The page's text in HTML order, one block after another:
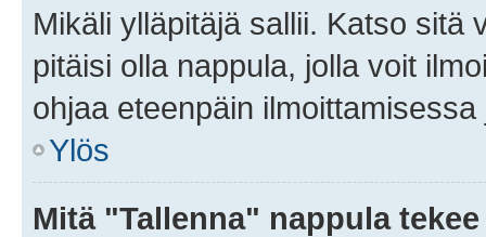
Mikäli ylläpitäjä sallii. Katso sitä
pitäisi olla nappula, jolla voit
ohjaa eteenpäin
Ylös
Mitä "Tallenna" nappula